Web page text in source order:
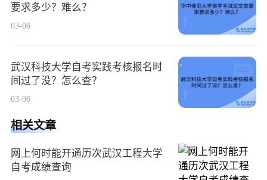
要求多少？难么？
03-06
武汉科技大学自考实践考核报名时
间过了没？怎么查？
03-06
相关文章
网上何时能开通历次武汉工程大学
自考成绩查询